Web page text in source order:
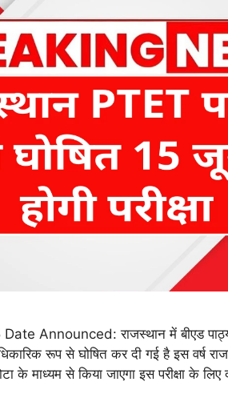
Announced: राजस्थान में बीएड
रूप से घोषित कर दी गई है इस वर्ष
के माध्यम से किया जाएगा इस परीक्षा के